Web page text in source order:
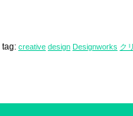
tag: creative design Designworks ク